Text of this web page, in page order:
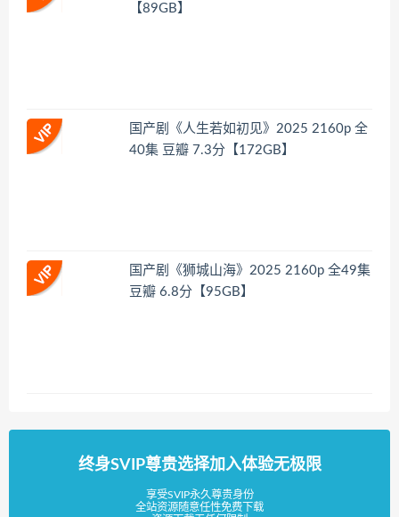
【89GB】
国产剧《人生若如初见》2025 2160p 全
40集 豆瓣 7.3分【172GB】
国产剧《狮城山海》2025 2160p 全49集
豆瓣 6.8分【95GB】
终身SVIP尊贵选择加入体验无极限
享受SVIP永久尊贵身份
全站资源随意任性免费下载